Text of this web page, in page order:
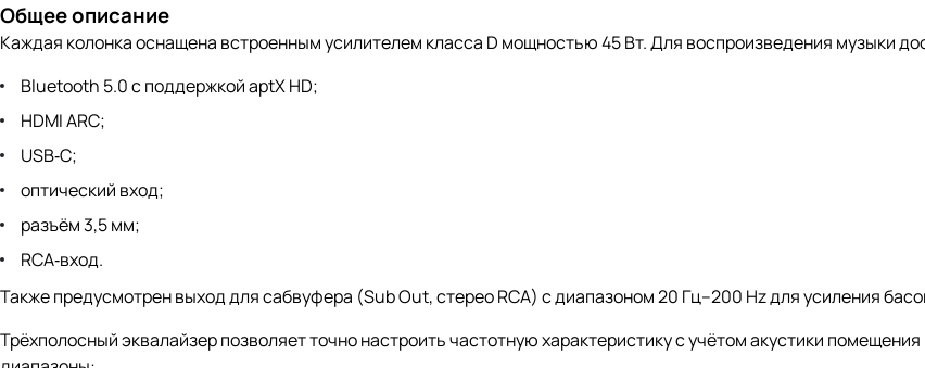
Общее описание
Каждая колонка оснащена встроенным усилителем класса D мощностью 45 Вт. Для воспроизведения музыки
Bluetooth 5.0 с поддержкой aptX HD;
HDMI ARC;
USB‑C;
оптический вход;
разъём 3,5 мм;
RCA‑вход.
Также предусмотрен выход для сабвуфера (Sub Out, стерео RCA) с диапазоном 20 Гц–200 Hz для усиления
Трёхполосный эквалайзер позволяет точно настроить частотную характеристику с учётом акустики